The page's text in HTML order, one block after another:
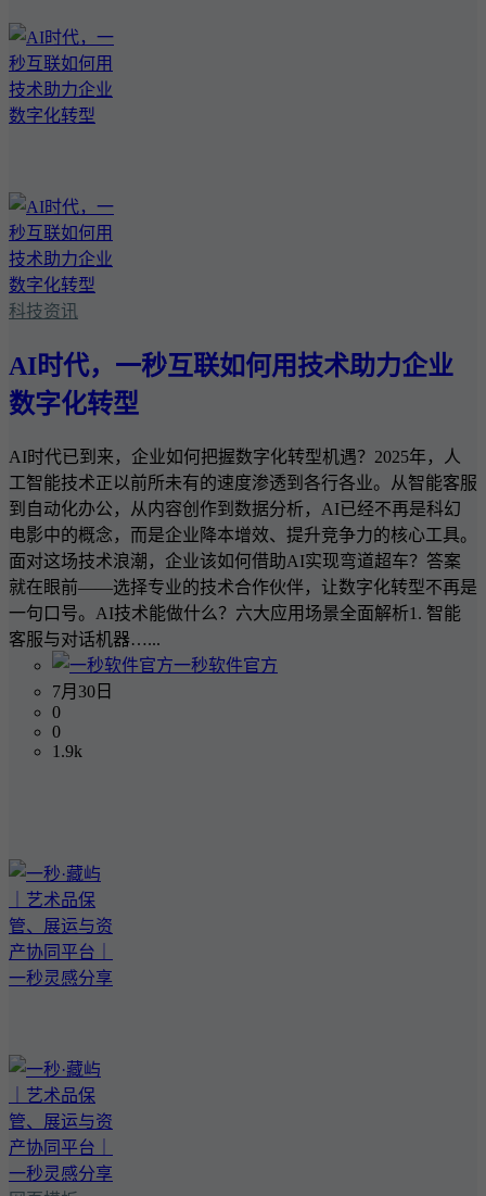
科技资讯
AI时代，一秒互联如何用技术助力企业
数字化转型
AI时代已到来，企业如何把握数字化转型机遇？2025年，人
工智能技术正以前所未有的速度渗透到各行各业。从智能客服
到自动化办公，从内容创作到数据分析，AI已经不再是科幻
电影中的概念，而是企业降本增效、提升竞争力的核心工具。
面对这场技术浪潮，企业该如何借助AI实现弯道超车？答案
就在眼前——选择专业的技术合作伙伴，让数字化转型不再是
一句口号。AI技术能做什么？六大应用场景全面解析1. 智能
客服与对话机器…...
一秒软件官方
7月30日
0
0
1.9k